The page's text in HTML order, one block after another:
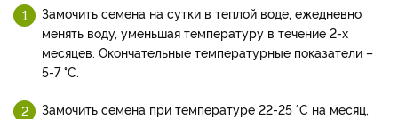
Замочить семена на сутки в теплой воде, ежедневно
менять воду, уменьшая температуру в течение 2-х
месяцев. Окончательные температурные показатели –
5-7 °С.
Замочить семена при температуре 22-25 °С на месяц,